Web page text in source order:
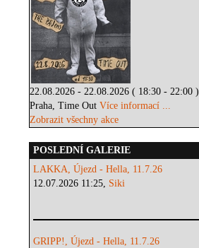
22.08.2026 - 22.08.2026 ( 18:30 - 22:00 )
Praha, Time OutVíce informací ...
Zobrazit všechny akce
POSLEDNÍ GALERIE
LAKKA, Újezd - Hella, 11.7.26
12.07.2026 11:25, Siki
GRIPP!, Újezd - Hella, 11.7.26